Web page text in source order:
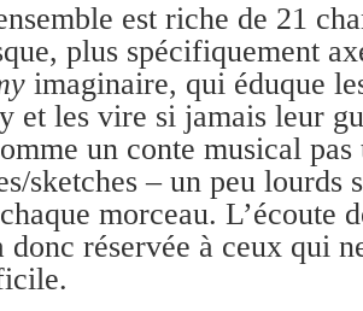
est riche de 21
plus spécifiquement
imaginaire, qui éduque
et les vire si jamais leur
un conte musical
sketches – un peu lourds
morceau. L’écoute
donc réservée à ceux qui